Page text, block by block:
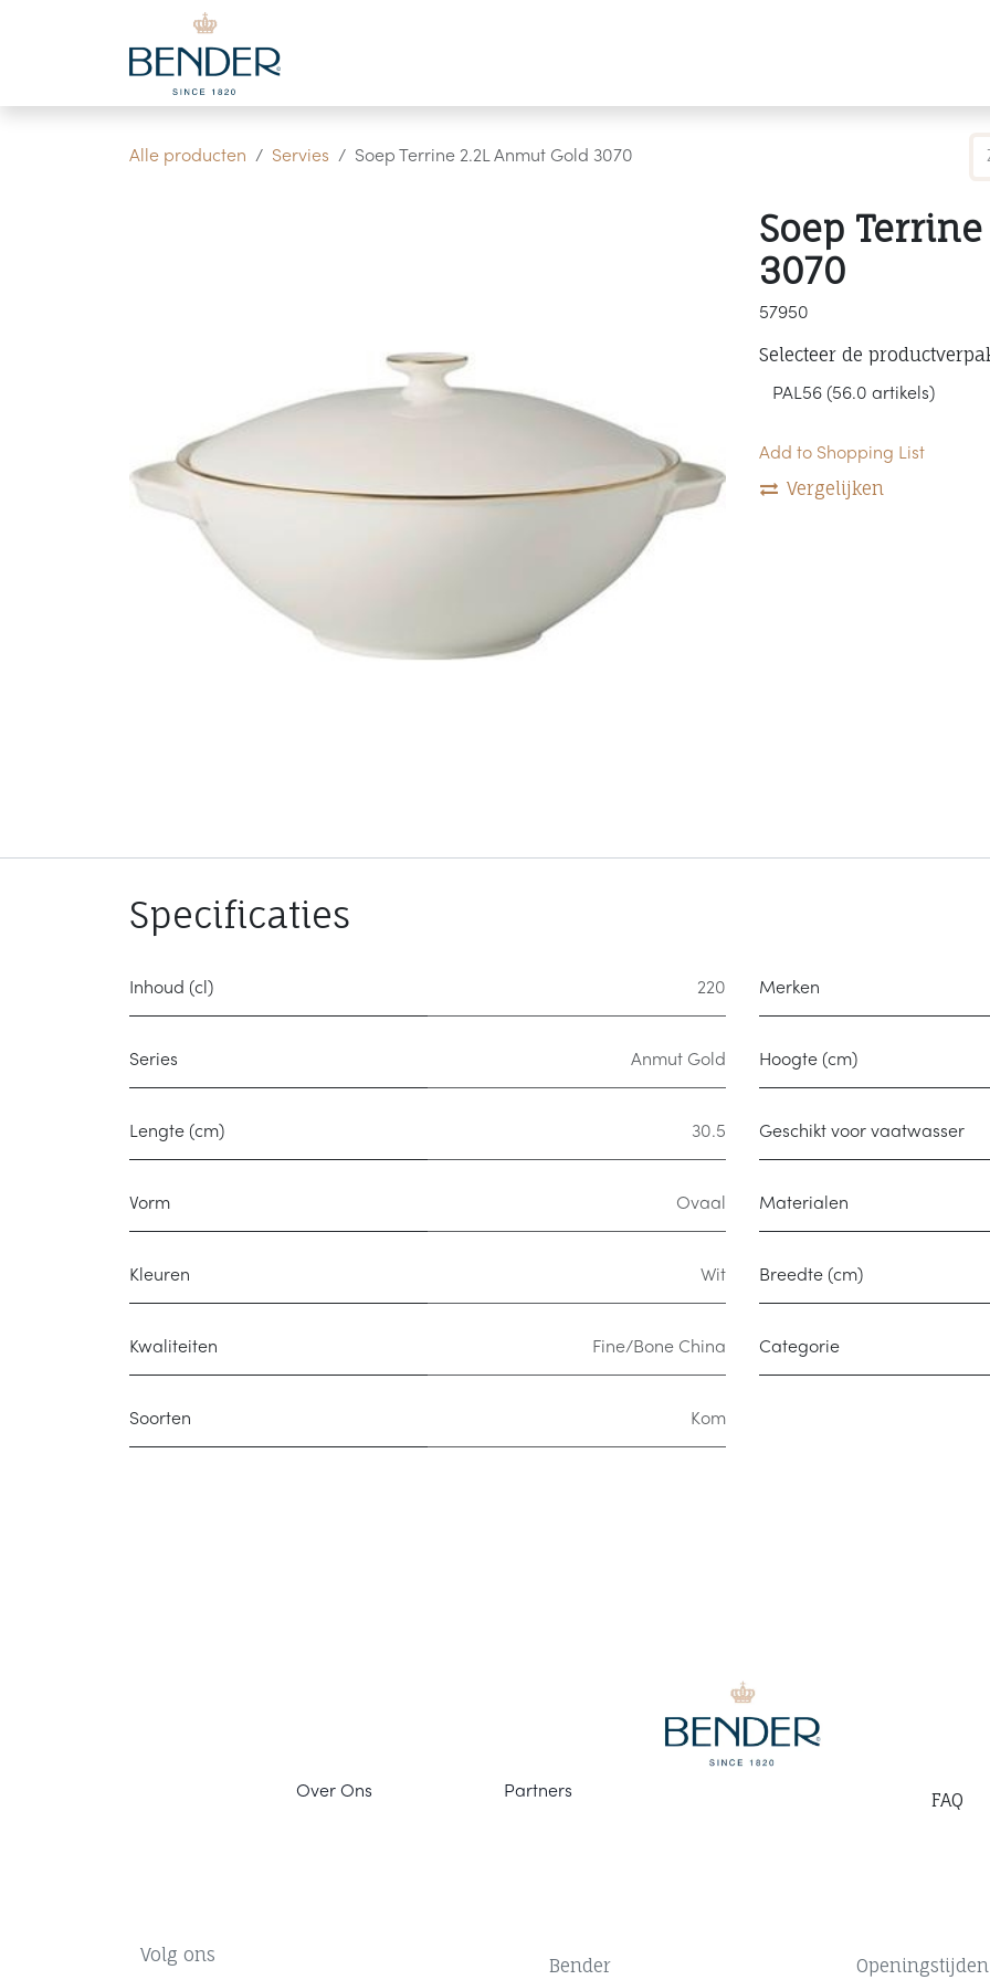
Overslaan naar inhoud
Alle producten Servies Soep Terrine 2.2L Anmut Gold 3070
Soep
3070
57950
Selecteer de
Add to Shopping List
Vergelijken
Specificaties
Inhoud (cl) 220 Merken
Series Anmut Gold Hoogte (cm)
Lengte (cm) 30.5 Geschikt voor vaatwasser
Vorm Ovaal Materialen
Kleuren Wit Breedte (cm)
Kwaliteiten Fine/Bone China Categorie
Soorten Kom
Volg ons Bender Openingstijden
Partners
Over Ons FAQ